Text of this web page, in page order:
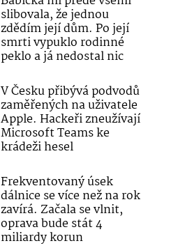
slibovala, že jednou
zdědím její dům. Po její
smrti vypuklo rodinné
peklo a já nedostal nic
V Česku přibývá podvodů
zaměřených na uživatele
Apple. Hackeři zneužívají
Microsoft Teams ke
krádeži hesel
Frekventovaný úsek
dálnice se více než na rok
zavírá. Začala se vlnit,
oprava bude stát 4
miliardy korun